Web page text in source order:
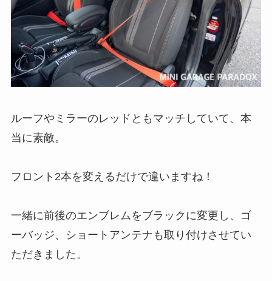
ルーフやミラーのレッドともマッチしていて、本
当に素敵。
フロント2本を変えるだけで違いますね！
一緒に前後のエンブレムをブラックに変更し、ゴ
ーバッジ、ショートアンテナも取り付けさせてい
ただきました。